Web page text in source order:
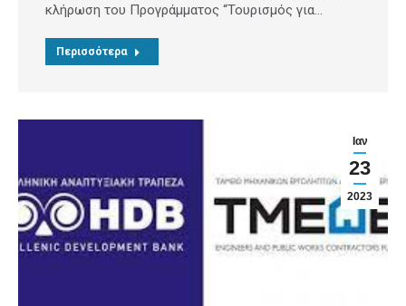
κλήρωση του Προγράμματος “Τουρισμός για…
Περισσότερα
Ιαν
23
2023